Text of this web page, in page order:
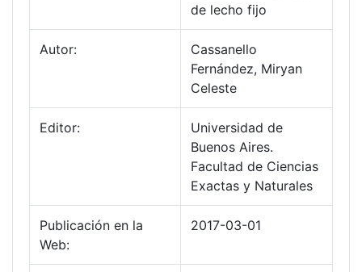
de lecho fijo
Autor:
Cassanello
Fernández, Miryan
Celeste
Editor:
Universidad de
Buenos Aires.
Facultad de Ciencias
Exactas y Naturales
Publicación en la
Web:
2017-03-01